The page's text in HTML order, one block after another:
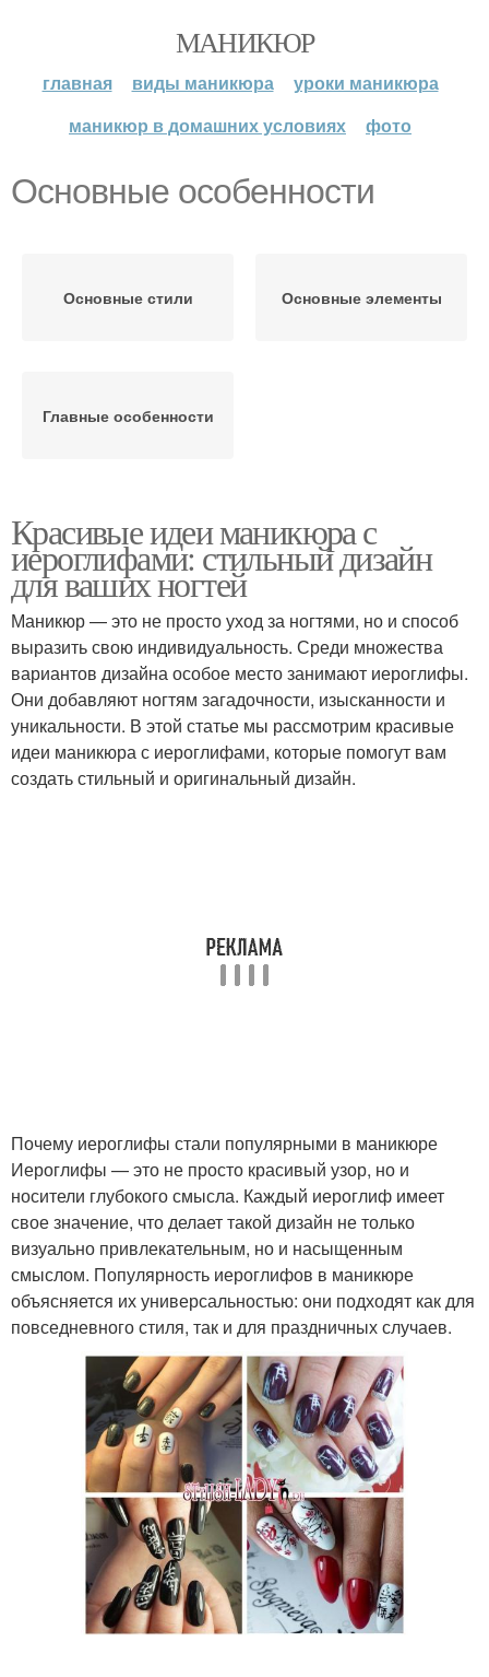
МАНИКЮР
главная виды маникюра
уроки маникюра
маникюр в домашних условиях
фото
Основные особенности
Основные стили Основные элементы
Главные особенности
Красивые идеи маникюра с
иероглифами: стильный дизайн
для ваших ногтей
Маникюр — это не просто уход за ногтями, но и способ
выразить свою индивидуальность. Среди множества
вариантов дизайна особое место занимают иероглифы.
Они добавляют ногтям загадочности, изысканности и
уникальности. В этой статье мы рассмотрим красивые
идеи маникюра с иероглифами, которые помогут вам
создать стильный и оригинальный дизайн.
Почему иероглифы стали популярными в маникюре
Иероглифы — это не просто красивый узор, но и
носители глубокого смысла. Каждый иероглиф имеет
свое значение, что делает такой дизайн не только
визуально привлекательным, но и насыщенным
смыслом. Популярность иероглифов в маникюре
объясняется их универсальностью: они подходят как для
повседневного стиля, так и для праздничных случаев.